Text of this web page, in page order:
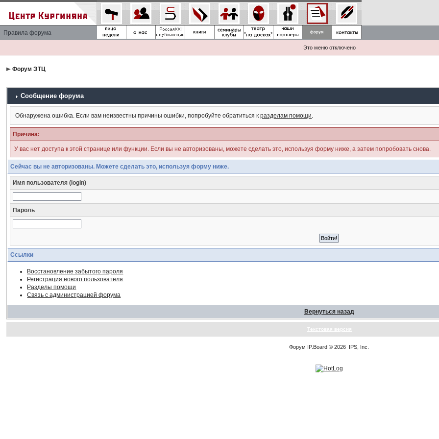
Правила форума
Это меню отключено
Форум ЭТЦ
Сообщение форума
Обнаружена ошибка. Если вам неизвестны причины ошибки, попробуйте обратиться кразделам помощи.
Причина:
У вас нет доступа к этой странице или функции. Если вы не авторизованы, можете сделать это, используя форму ниже, а затем попробовать снова.
Сейчас вы не авторизованы. Можете сделать это, используя форму ниже.
Имя пользователя (login)
Пароль
Ссылки
Восстановление забытого пароля
Регистрация нового пользователя
Разделы помощи
Связь с администрацией форума
Вернуться назад
Текстовая версия
Форум IP.Board © 2026 IPS, Inc